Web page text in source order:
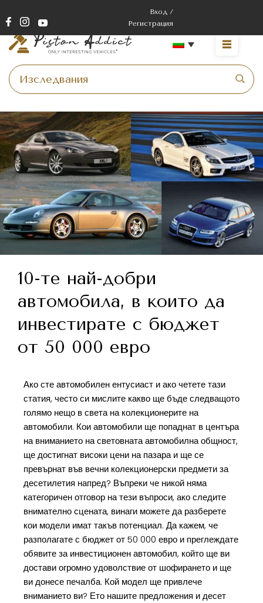
Вход /
Регистрация
10-те най-добри
автомобила, в които да
инвестирате с бюджет
от 50 000 евро
Ако сте автомобилен ентусиаст и ако четете тази
статия, често си мислите какво ще бъде следващото
голямо нещо в света на колекционерите на
автомобили. Кои автомобили ще попаднат в центъра
на вниманието на световната автомобилна общност,
ще достигнат високи цени на пазара и ще се
превърнат във вечни колекционерски предмети за
десетилетия напред? Въпреки че никой няма
категоричен отговор на тези въпроси, ако следите
внимателно сцената, винаги можете да разберете
кои модели имат такъв потенциал. Да кажем, че
разполагате с бюджет от 50 000 евро и преглеждате
обявите за инвестиционен автомобил, който ще ви
достави огромно удоволствие от шофирането и ще
ви донесе печалба. Кой модел ще привлече
вниманието ви? Ето нашите предложения и десет